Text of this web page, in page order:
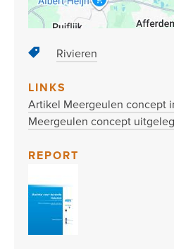
Rivieren
LINKS
Artikel Meergeulen concept
Meergeulen concept
REPORT